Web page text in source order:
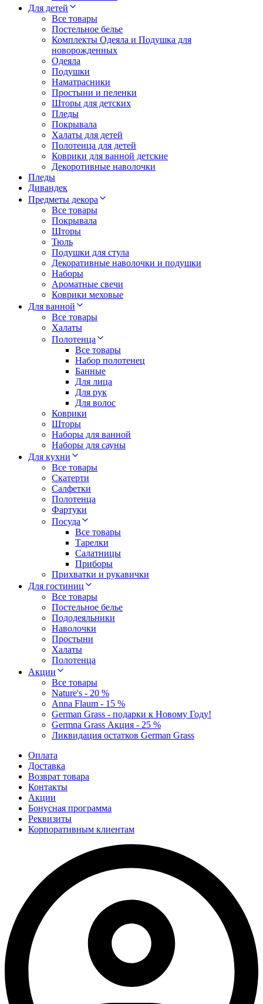
Для детей
Все товары
Постельное белье
Комплекты Одеяла и Подушка для
новорожденных
Одеяла
Подушки
Наматрасники
Простыни и пеленки
Шторы для детских
Пледы
Покрывала
Халаты для детей
Полотенца для детей
Коврики для ванной детские
Декоротивные наволочки
Пледы
Дивандек
Предметы декора
Все товары
Покрывала
Шторы
Тюль
Подушки для стула
Декоративные наволочки и подушки
Наборы
Ароматные свечи
Коврики меховые
Для ванной
Все товары
Халаты
Полотенца
Все товары
Набор полотенец
Банные
Для лица
Для рук
Для волос
Коврики
Шторы
Наборы для ванной
Наборы для сауны
Для кухни
Все товары
Скатерти
Салфетки
Полотенца
Фартуки
Посуда
Все товары
Тарелки
Салатницы
Приборы
Прихватки и рукавички
Для гостиниц
Все товары
Постельное белье
Пододеяльники
Наволочки
Простыни
Халаты
Полотенца
Акции
Все товары
Nature's - 20 %
Anna Flaum - 15 %
German Grass - подарки к Новому Году!
Germna Grass Акция - 25 %
Ликвидация остатков German Grass
Оплата
Доставка
Возврат товара
Контакты
Акции
Бонусная программа
Реквизиты
Корпоративным клиентам